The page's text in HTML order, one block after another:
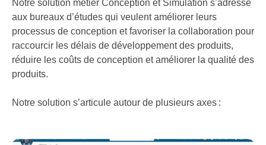
Notre solution métier Conception et Simulation s’adresse
aux bureaux d’études qui veulent améliorer leurs
processus de conception et favoriser la collaboration pour
raccourcir les délais de développement des produits,
réduire les coûts de conception et améliorer la qualité des
produits.
Notre solution s’articule autour de plusieurs axes :